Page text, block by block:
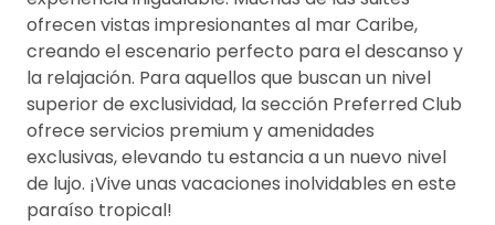
ofrecen vistas impresionantes al mar Caribe,
creando el escenario perfecto para el descanso y
la relajación. Para aquellos que buscan un nivel
superior de exclusividad, la sección Preferred Club
ofrece servicios premium y amenidades
exclusivas, elevando tu estancia a un nuevo nivel
de lujo. ¡Vive unas vacaciones inolvidables en este
paraíso tropical!